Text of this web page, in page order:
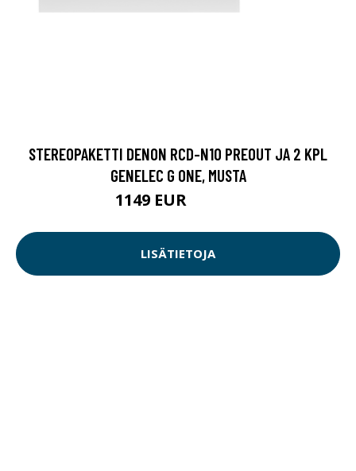
STEREOPAKETTI DENON RCD-N10 PREOUT JA 2 KPL
GENELEC G ONE, MUSTA
1149 EUR
LISÄTIETOJA